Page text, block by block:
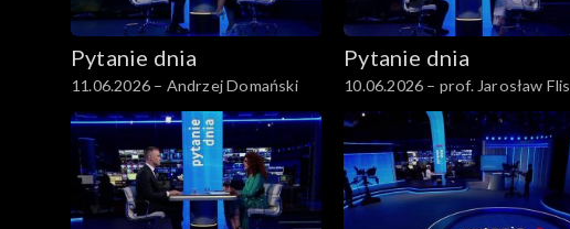
Pytanie dnia
11.06.2026 – Andrzej Domański
Pytanie dnia
10.06.2026 – prof. Jarosław Flis